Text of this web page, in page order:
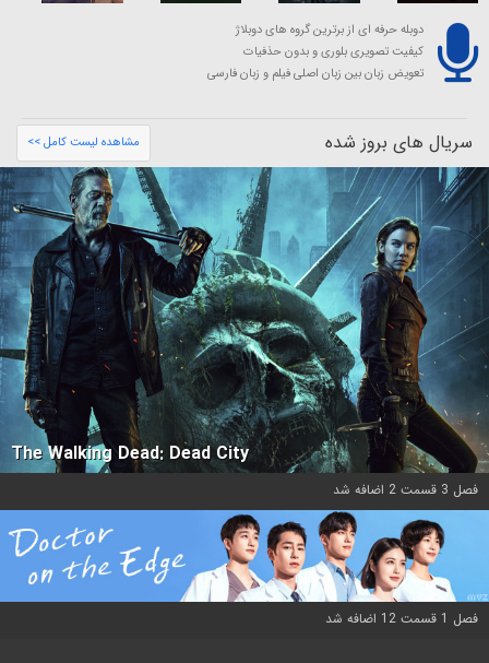
دوبله حرفه ای از برترین گروه های دوبلاژ
کیفیت تصویری بلوری و بدون حذفیات
تعویض زبان بین زبان اصلی فیلم و زبان فارسی
سریال های بروز شده مشاهده لیست کامل >>
The Walking Dead: Dead City
فصل 3 قسمت 2 اضافه شد
فصل 1 قسمت 12 اضافه شد